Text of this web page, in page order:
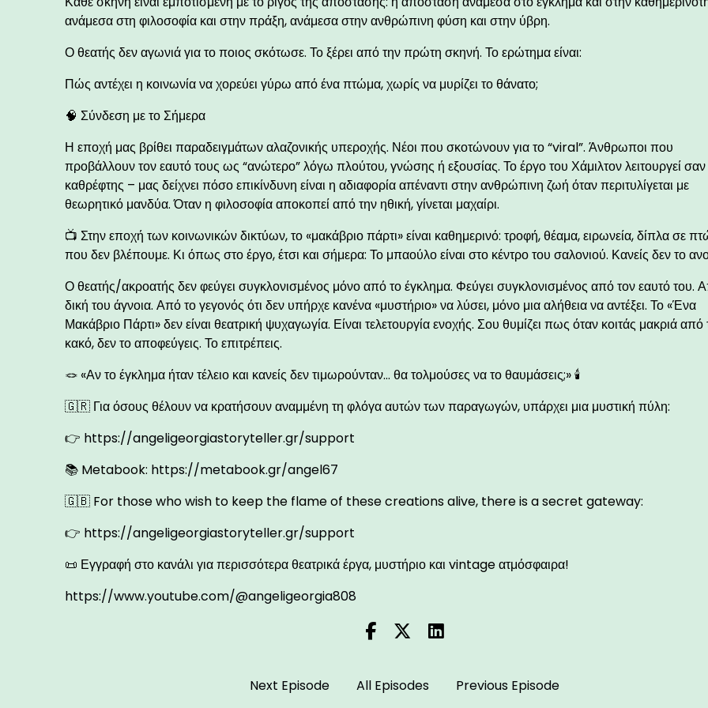
ανάμεσα στη φιλοσοφία και στην πράξη, ανάμεσα στην ανθρώπινη φύση και στην ύβρη.
Ο θεατής δεν αγωνιά για το ποιος σκότωσε. Το ξέρει από την πρώτη σκηνή. Το ερώτημα είναι:
Πώς αντέχει η κοινωνία να χορεύει γύρω από ένα πτώμα, χωρίς να μυρίζει το θάνατο;
🧠 Σύνδεση με το Σήμερα
Η εποχή μας βρίθει παραδειγμάτων αλαζονικής υπεροχής. Νέοι που σκοτώνουν για το “viral”. Άνθρωποι που
προβάλλουν τον εαυτό τους ως “ανώτερο” λόγω πλούτου, γνώσης ή εξουσίας. Το έργο του Χάμιλτον λειτουργεί σαν
καθρέφτης – μας δείχνει πόσο επικίνδυνη είναι η αδιαφορία απέναντι στην ανθρώπινη ζωή όταν περιτυλίγεται με
θεωρητικό μανδύα. Όταν η φιλοσοφία αποκοπεί από την ηθική, γίνεται μαχαίρι.
📺 Στην εποχή των κοινωνικών δικτύων, το «μακάβριο πάρτι» είναι καθημερινό: τροφή, θέαμα, ειρωνεία, δίπλα σε
που δεν βλέπουμε. Κι όπως στο έργο, έτσι και σήμερα: Το μπαούλο είναι στο κέντρο του σαλονιού. Κανείς δεν το
Ο θεατής/ακροατής δεν φεύγει συγκλονισμένος μόνο από το έγκλημα. Φεύγει συγκλονισμένος από τον εαυτό του.
δική του άγνοια. Από το γεγονός ότι δεν υπήρχε κανένα «μυστήριο» να λύσει, μόνο μια αλήθεια να αντέξει. Το «Ένα
Μακάβριο Πάρτι» δεν είναι θεατρική ψυχαγωγία. Είναι τελετουργία ενοχής. Σου θυμίζει πως όταν κοιτάς μακριά από
κακό, δεν το αποφεύγεις. Το επιτρέπεις.
🪢 «Αν το έγκλημα ήταν τέλειο και κανείς δεν τιμωρούνταν… θα τολμούσες να το θαυμάσεις;» 🕯️
🇬🇷 Για όσους θέλουν να κρατήσουν αναμμένη τη φλόγα αυτών των παραγωγών, υπάρχει μια μυστική πύλη:
👉 https://angeligeorgiastoryteller.gr/support
📚 Metabook: https://metabook.gr/angel67
🇬🇧 For those who wish to keep the flame of these creations alive, there is a secret gateway:
👉 https://angeligeorgiastoryteller.gr/support
📜 Εγγραφή στο κανάλι για περισσότερα θεατρικά έργα, μυστήριο και vintage ατμόσφαιρα!
https://www.youtube.com/@angeligeorgia808
Next Episode All Episodes Previous Episode